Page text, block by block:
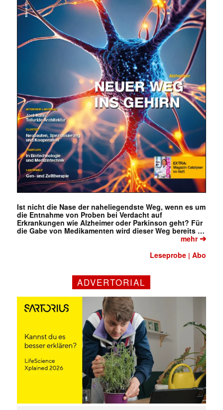
Ist nicht die Nase der naheliegendste Weg, wenn es um
die Entnahme von Proben bei Verdacht auf
Erkrankungen wie Alzheimer oder Parkinson geht? Für
die Gabe von Medikamenten wird dieser Weg bereits …
mehr➔
Leseprobe |Abo
ADVERTORIAL